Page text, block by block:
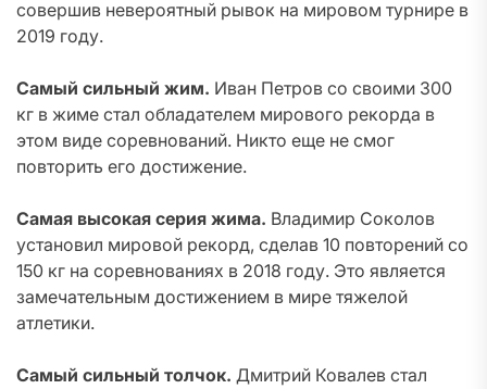
совершив невероятный рывок на мировом турнире в
2019 году.
Самый сильный жим. Иван Петров со своими 300
кг в жиме стал обладателем мирового рекорда в
этом виде соревнований. Никто еще не смог
повторить его достижение.
Самая высокая серия жима. Владимир Соколов
установил мировой рекорд, сделав 10 повторений со
150 кг на соревнованиях в 2018 году. Это является
замечательным достижением в мире тяжелой
атлетики.
Самый сильный толчок. Дмитрий Ковалев стал